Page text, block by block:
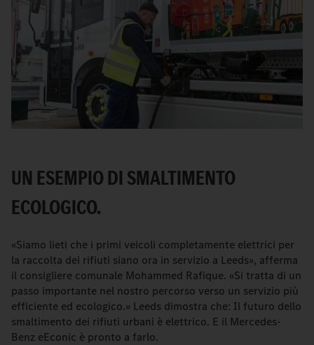
UN ESEMPIO DI SMALTIMENTO
ECOLOGICO.
«Siamo lieti che i primi veicoli completamente elettrici per
la raccolta dei rifiuti siano ora in servizio a Leeds», afferma
il consigliere comunale Mohammed Rafique. «Si tratta di un
passo importante nel nostro percorso verso un servizio più
efficiente ed ecologico.» Leeds dimostra che: Il futuro dello
smaltimento dei rifiuti urbani è elettrico. E il Mercedes-
Benz eEconic è pronto a farlo.